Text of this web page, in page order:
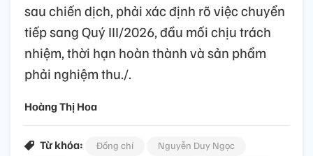
sau chiến dịch, phải xác định rõ việc chuyển
tiếp sang Quý III/2026, đầu mối chịu trách
nhiệm, thời hạn hoàn thành và sản phẩm
phải nghiệm thu./.
Hoàng Thị Hoa
Từ khóa: Đồng chí
Nguyễn Duy Ngọc